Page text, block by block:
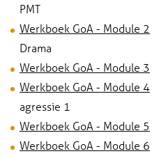
PMT
Werkboek GoA - Module 2
Drama
Werkboek GoA - Module 3
Werkboek GoA - Module 4
agressie 1
Werkboek GoA - Module 5
Werkboek GoA - Module 6